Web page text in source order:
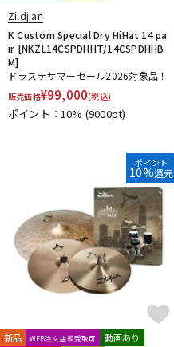
Zildjian
K Custom Special Dry HiHat 14 pa
ir [NKZL14CSPDHHT/14CSPDHHB
M]
ドラステサマーセール2026対象品！
販売価格¥99,000(税込)
ポイント：10% (9000pt)
ポイント
10%還元
新品 WEB注文店頭受取可
動画あり